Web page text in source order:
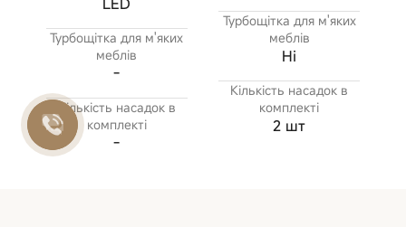
Турбощітка для м'яких
меблів
-
Кількість насадок в
комплекті
-
Турбощітка для м'яких
меблів
Ні
Кількість насадок в
комплекті
2 шт